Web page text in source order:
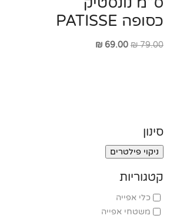
כסופה PATISSE
₪79.00
המחיר ₪69.00
סינון
ניקוי פילטרים
קטגוריות
כלי אפייה
משטחי אפייה